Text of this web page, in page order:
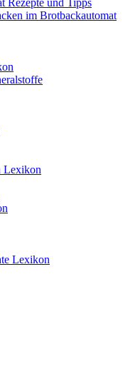
Rezepte und Tipps
im Brotbackautomat
Lexikon
Lexikon